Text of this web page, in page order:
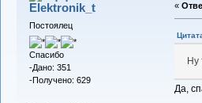
Elektronik_t
Постоялец
Спасибо
-Дано: 351
-Получено: 629
«
Ну
Да,